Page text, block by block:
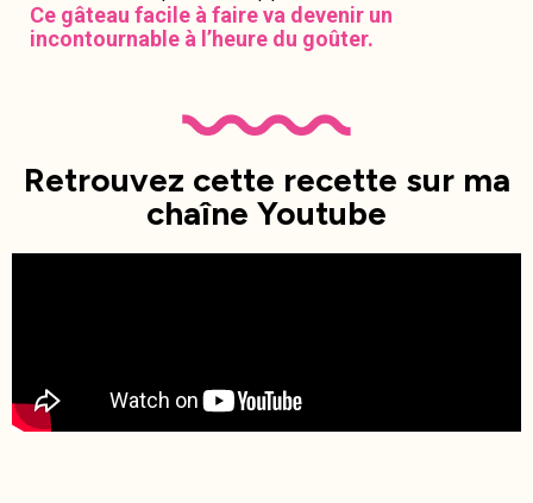
Ce gâteau facile à faire va devenir un
incontournable à l’heure du goûter.
Retrouvez cette recette sur ma
chaîne Youtube